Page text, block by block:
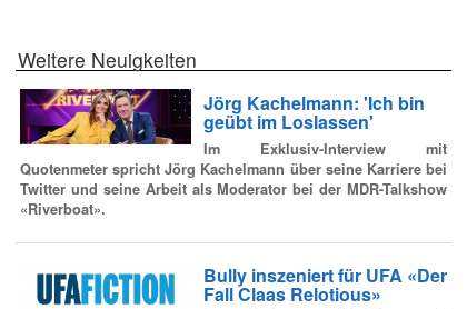
Weitere Neuigkeiten
Jörg Kachelmann: 'Ich bin
geübt im Loslassen'
Im Exklusiv-Interview mit
Quotenmeter spricht Jörg Kachelmann über seine Karriere bei
Twitter und seine Arbeit als Moderator bei der MDR-Talkshow
«Riverboat».
Bully inszeniert für UFA «Der
Fall Claas Relotious»